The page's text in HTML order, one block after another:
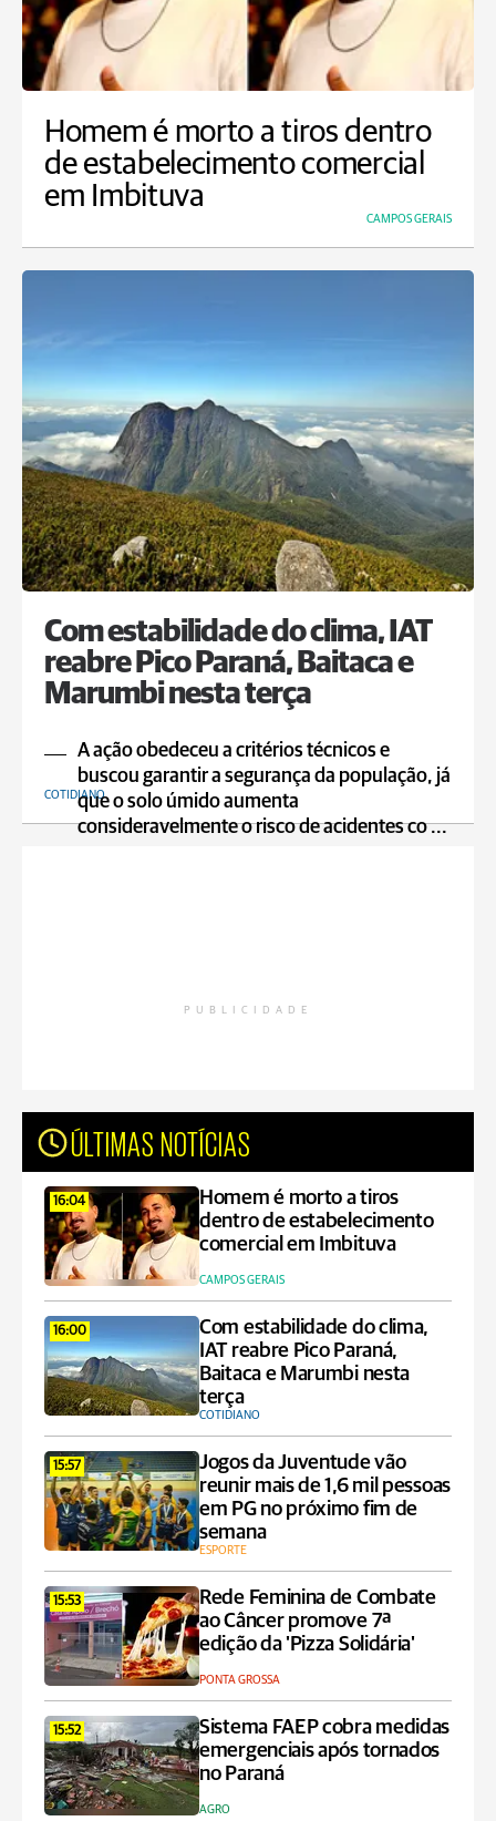
Homem é morto a tiros dentro
de estabelecimento comercial
em Imbituva
CAMPOS GERAIS
Com estabilidade do clima, IAT
reabre Pico Paraná, Baitaca e
Marumbi nesta terça
A ação obedeceu a critérios técnicos e
buscou garantir a segurança da população, já
que o solo úmido aumenta
consideravelmente o risco de acidentes co ...
COTIDIANO
PUBLICIDADE
ÚLTIMAS NOTÍCIAS
16:04
Homem é morto a tiros
dentro de estabelecimento
comercial em Imbituva
CAMPOS GERAIS
16:00
Com estabilidade do clima,
IAT reabre Pico Paraná,
Baitaca e Marumbi nesta
terça
COTIDIANO
15:57
Jogos da Juventude vão
reunir mais de 1,6 mil pessoas
em PG no próximo fim de
semana
ESPORTE
15:53
Rede Feminina de Combate
ao Câncer promove 7ª
edição da 'Pizza Solidária'
PONTA GROSSA
15:52
Sistema FAEP cobra medidas
emergenciais após tornados
no Paraná
AGRO